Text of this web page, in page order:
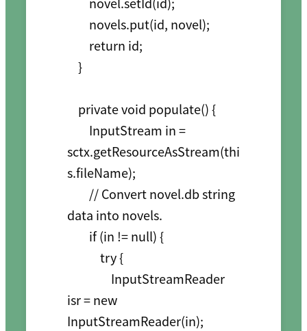
        novels.put(id, novel);
        return id;
    }
    private void populate() {
        InputStream in =
sctx.getResourceAsStream(thi
s.fileName);
        // Convert novel.db string
data into novels.
        if (in != null) {
            try {
                InputStreamReader
isr = new
InputStreamReader(in);